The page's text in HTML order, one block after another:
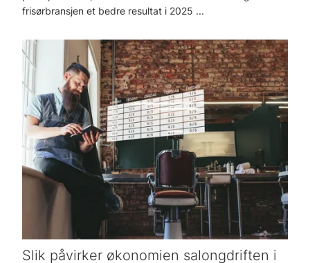
frisørbransjen et bedre resultat i 2025 ...
Slik påvirker økonomien salongdriften i